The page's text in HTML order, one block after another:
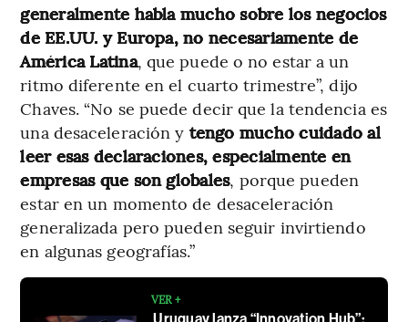
generalmente habla mucho sobre los negocios
de EE.UU. y Europa, no necesariamente de
América Latina, que puede o no estar a un
ritmo diferente en el cuarto trimestre”, dijo
Chaves. “No se puede decir que la tendencia es
una desaceleración y tengo mucho cuidado al
leer esas declaraciones, especialmente en
empresas que son globales, porque pueden
estar en un momento de desaceleración
generalizada pero pueden seguir invirtiendo
en algunas geografías.”
VER +